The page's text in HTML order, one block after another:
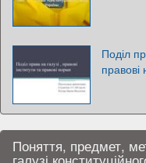
Поділ
Поняття, предмет,